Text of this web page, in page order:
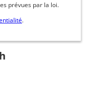
prévues par la loi.
.